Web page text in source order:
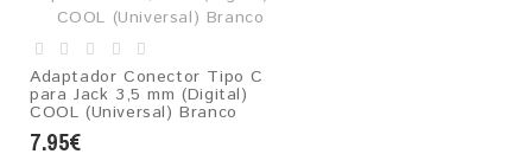
Adaptador Conector Tipo C
para Jack 3,5 mm (Digital)
COOL (Universal) Branco
7.95€